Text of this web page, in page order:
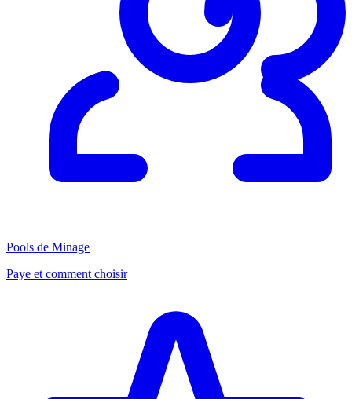
Pools de Minage
Paye et comment choisir